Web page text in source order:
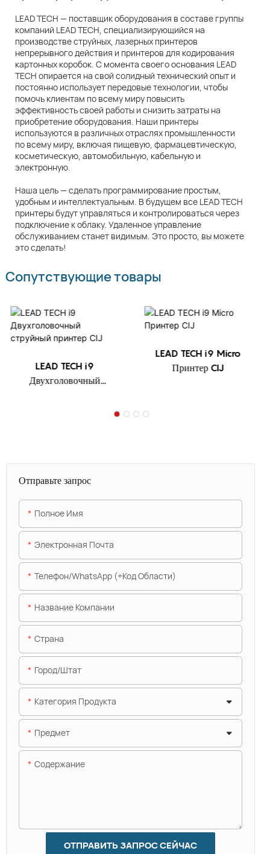
LEAD TECH — поставщик оборудования в составе группы
компаний LEAD TECH, специализирующийся на
производстве струйных, лазерных принтеров
непрерывного действия и принтеров для кодирования
картонных коробок. С момента своего основания LEAD
TECH опирается на свой солидный технический опыт и
постоянно использует передовые технологии, чтобы
помочь клиентам по всему миру повысить
эффективность своей работы и снизить затраты на
приобретение оборудования. Наши принтеры
используются в различных отраслях промышленности
по всему миру, включая пищевую, фармацевтическую,
косметическую, автомобильную, кабельную и
электронную.
Наша цель — сделать программирование простым,
удобным и интеллектуальным. В будущем все LEAD TECH
принтеры будут управляться и контролироваться через
подключение к облаку. Удаленное управление
обслуживанием станет видимым. Это просто, вы можете
это сделать!
Сопутствующие товары
LEAD TECH i9
Двухголовочный
LEAD TECH i9 Micro
Принтер CIJ
Отправьте запрос
Полное Имя
Электронная Почта
Телефон/WhatsApp (+код Области)
Название Компании
Страна
Город/штат
Категория Продукта
Предмет
Содержание
ОТПРАВИТЬ ЗАПРОС СЕЙЧАС